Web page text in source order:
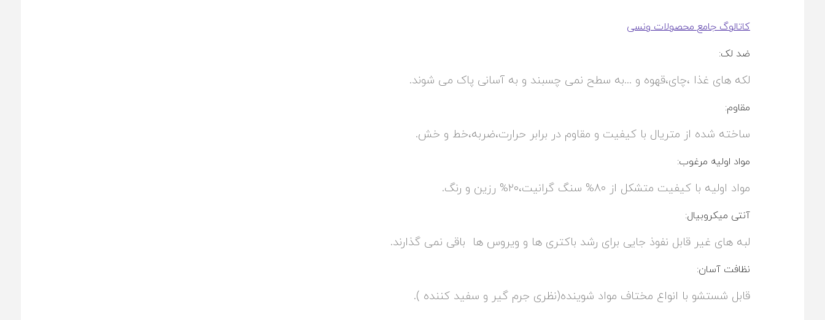
کاتالوگ جامع محصولات ونسی
ضد لک:
لکه های غذا ،چای،قهوه و ...به سطح نمی چسبند و به آسانی پاک می شوند.
مقاوم:
ساخته شده از متریال با کیفیت و مقاوم در برابر حرارت،ضربه،خط و خش.
مواد اولیه مرغوب:
مواد اولیه با کیفیت متشکل از 80% سنگ گرانیت،20% رزین و رنگ.
آنتی میکروبیال:
لبه های غیر قابل نفوذ جایی برای رشد باکتری ها و ویروس ها باقی نمی گذارند.
نظافت آسان:
قابل شستشو با انواع مختاف مواد شوینده(نظری جرم گیر و سفید کننده ).